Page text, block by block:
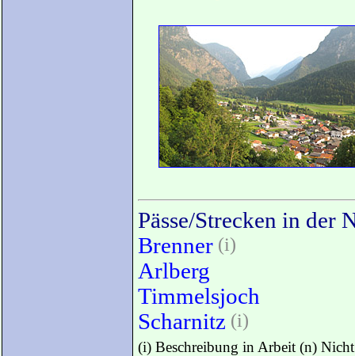
Pässe/Strecken in der
Brenner (i)
Arlberg
Timmelsjoch
Scharnitz (i)
(i) Beschreibung in Arbeit (n)